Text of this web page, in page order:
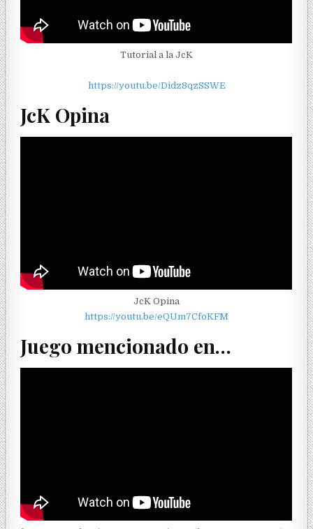
Tutorial a la JcK
https://youtu.be/Didz8qzSSWE
JcK Opina
JcK Opina
https://youtu.be/eQUm7CfoKFM
Juego mencionado en…